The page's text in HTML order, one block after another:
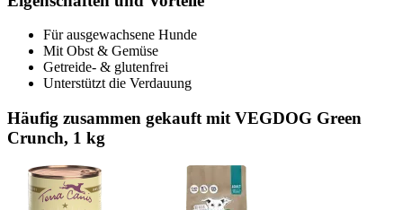
Für ausgewachsene Hunde
Mit Obst & Gemüse
Getreide- & glutenfrei
Unterstützt die Verdauung
Häufig zusammen gekauft mit VEGDOG Green
Crunch, 1 kg